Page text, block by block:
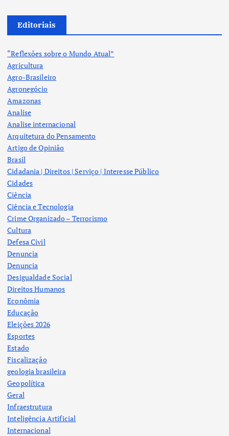
Editoriais
“Reflexões sobre o Mundo Atual”
Agricultura
Agro-Brasileiro
Agronegócio
Amazonas
Analise
Analise internacional
Arquitetura do Pensamento
Artigo de Opinião
Brasil
Cidadania | Direitos | Serviço | Interesse Público
Cidades
Ciência
Ciência e Tecnologia
Crime Organizado – Terrorismo
Cultura
Defesa Civil
Denuncia
Denuncia
Desigualdade Social
Direitos Humanos
Econômia
Educação
Eleições 2026
Esportes
Estado
Fiscalização
geologia brasileira
Geopolítica
Geral
Infraestrutura
Inteligência Artificial
Internacional